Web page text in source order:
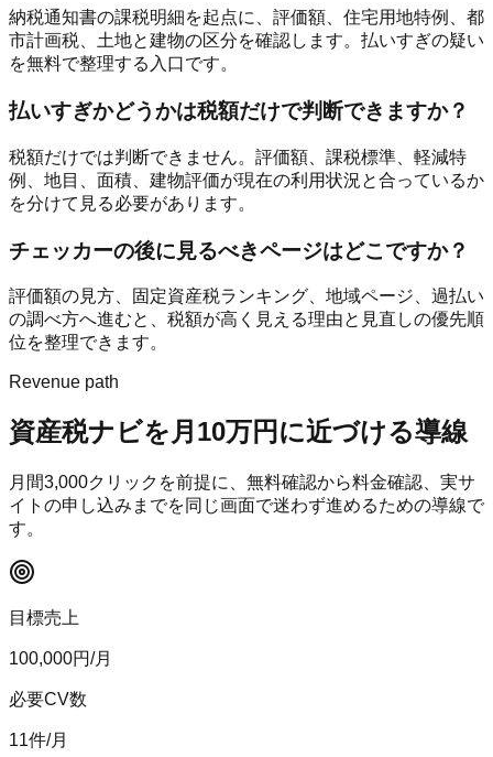
納税通知書の課税明細を起点に、評価額、住宅用地特例、都
市計画税、土地と建物の区分を確認します。払いすぎの疑い
を無料で整理する入口です。
払いすぎかどうかは税額だけで判断できますか？
税額だけでは判断できません。評価額、課税標準、軽減特
例、地目、面積、建物評価が現在の利用状況と合っているか
を分けて見る必要があります。
チェッカーの後に見るべきページはどこですか？
評価額の見方、固定資産税ランキング、地域ページ、過払い
の調べ方へ進むと、税額が高く見える理由と見直しの優先順
位を整理できます。
Revenue path
資産税ナビを月10万円に近づける導線
月間3,000クリックを前提に、無料確認から料金確認、実サ
イトの申し込みまでを同じ画面で迷わず進めるための導線で
す。
目標売上
100,000円/月
必要CV数
11件/月